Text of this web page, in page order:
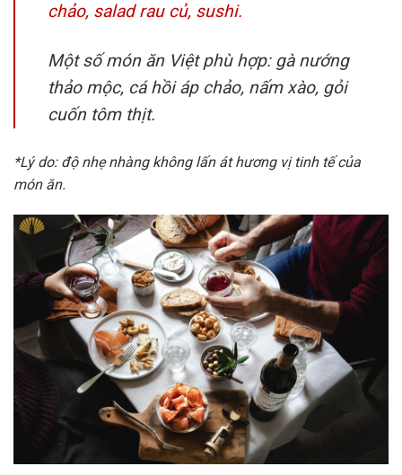
chảo, salad rau củ, sushi.
Một số món ăn Việt phù hợp: gà nướng
thảo mộc, cá hồi áp chảo, nấm xào, gỏi
cuốn tôm thịt.
*Lý do: độ nhẹ nhàng không lấn át hương vị tinh tế của
món ăn.